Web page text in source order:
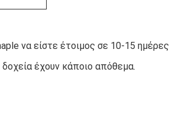
να είστε έτοιμος σε 10-15 ημέρες
έχουν κάποιο απόθεμα.